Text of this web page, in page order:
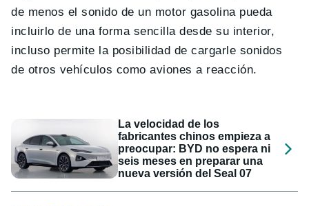
de menos el sonido de un motor gasolina pueda
incluirlo de una forma sencilla desde su interior,
incluso permite la posibilidad de cargarle sonidos
de otros vehículos como aviones a reacción.
La velocidad de los
fabricantes chinos empieza a
preocupar: BYD no espera ni
seis meses en preparar una
nueva versión del Seal 07